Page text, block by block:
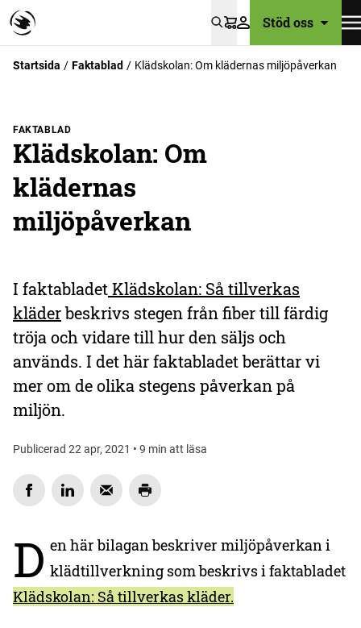
VarukorgStöd oss
Startsida Faktablad Klädskolan: Om klädernas miljöpåverkan
FAKTABLAD
Klädskolan: Om
klädernas
miljöpåverkan
I faktabladetKlädskolan: Så tillverkas
kläderbeskrivs stegen från fiber till färdig
tröja och vidare till hur den säljs och
används. I det här faktabladet berättar vi
mer om de olika stegens påverkan på
miljön.
Publicerad 22 apr, 2021 • 9 min att läsa
D en här bilagan beskriver miljöpåverkan i
klädtillverkning som beskrivs i faktabladet
Klädskolan: Så tillverkas kläder.